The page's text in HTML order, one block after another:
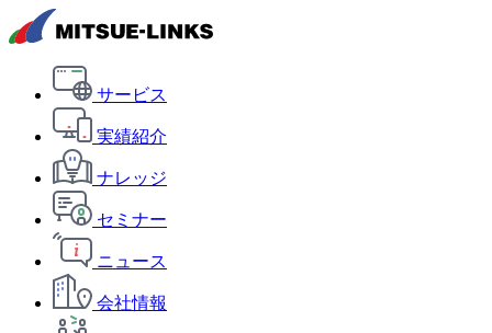
サービス
実績紹介
ナレッジ
セミナー
ニュース
会社情報